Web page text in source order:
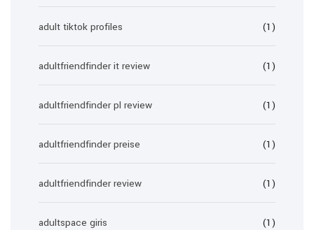
adult tiktok profiles (1)
adultfriendfinder it review (1)
adultfriendfinder pl review (1)
adultfriendfinder preise (1)
adultfriendfinder review (1)
adultspace giris (1)